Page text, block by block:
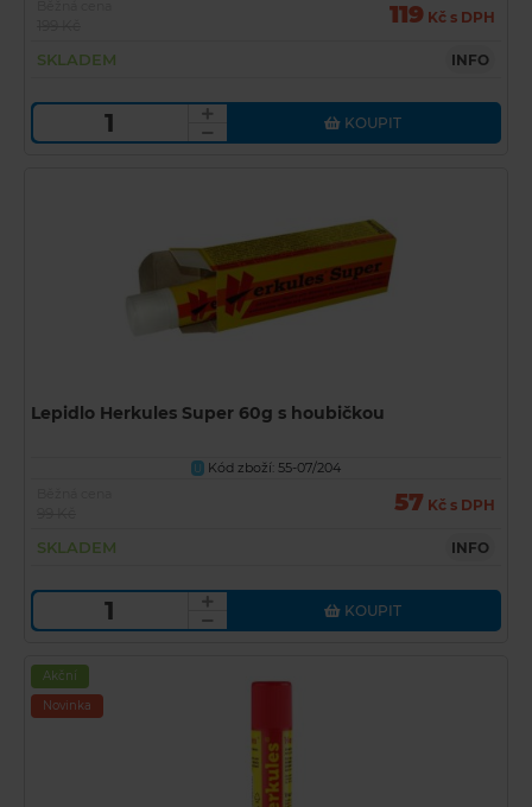
119 Kč s DPH
SKLADEM INFO
KOUPIT
Lepidlo Herkules Super 60g s houbičkou
U
Kód zboží: 55-07/204
57 Kč s DPH
SKLADEM INFO
KOUPIT
Akční
Novinka